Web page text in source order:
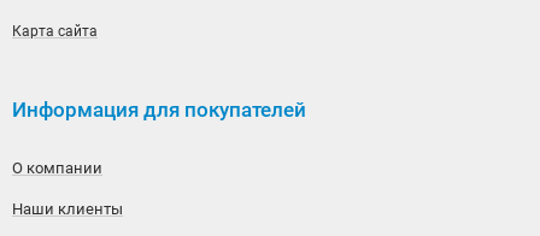
Карта сайта
Информация для покупателей
О компании
Наши клиенты